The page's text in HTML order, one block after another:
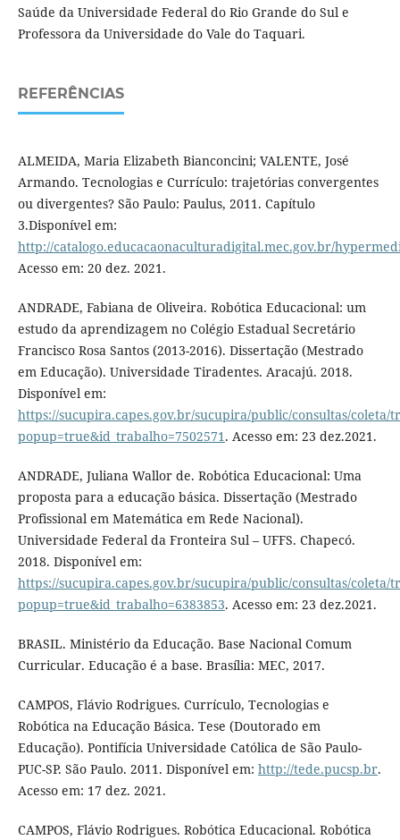
Saúde da Universidade Federal do Rio Grande do Sul e
Professora da Universidade do Vale do Taquari.
REFERÊNCIAS
ALMEIDA, Maria Elizabeth Bianconcini; VALENTE, José
Armando. Tecnologias e Currículo: trajetórias convergentes
ou divergentes? São Paulo: Paulus, 2011. Capítulo
3.Disponível em:
http://catalogo.educacaonaculturadigital.mec.gov.br/
Acesso em: 20 dez. 2021.
ANDRADE, Fabiana de Oliveira. Robótica Educacional: um
estudo da aprendizagem no Colégio Estadual Secretário
Francisco Rosa Santos (2013-2016). Dissertação (Mestrado
em Educação). Universidade Tiradentes. Aracajú. 2018.
Disponível em:
https://sucupira.capes.gov.br/sucupira/public/consultas/coleta/
popup=true&id_trabalho=7502571. Acesso em: 23 dez.2021.
ANDRADE, Juliana Wallor de. Robótica Educacional: Uma
proposta para a educação básica. Dissertação (Mestrado
Profissional em Matemática em Rede Nacional).
Universidade Federal da Fronteira Sul – UFFS. Chapecó.
2018. Disponível em:
https://sucupira.capes.gov.br/sucupira/public/consultas/coleta/
popup=true&id_trabalho=6383853. Acesso em: 23 dez.2021.
BRASIL. Ministério da Educação. Base Nacional Comum
Curricular. Educação é a base. Brasília: MEC, 2017.
CAMPOS, Flávio Rodrigues. Currículo, Tecnologias e
Robótica na Educação Básica. Tese (Doutorado em
Educação). Pontifícia Universidade Católica de São Paulo-
PUC-SP. São Paulo. 2011. Disponível em: http://tede.pucsp.br.
Acesso em: 17 dez. 2021.
CAMPOS, Flávio Rodrigues. Robótica Educacional. Robótica